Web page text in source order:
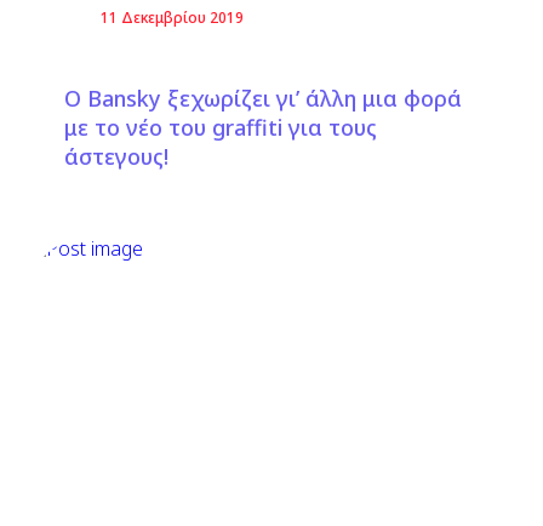
11 Δεκεμβρίου 2019
O Bansky ξεχωρίζει γι’ άλλη μια φορά
με το νέο του graffiti για τους
άστεγους!